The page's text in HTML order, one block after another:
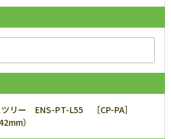
リー ENS-PT-L55 ［CP-PA］
）